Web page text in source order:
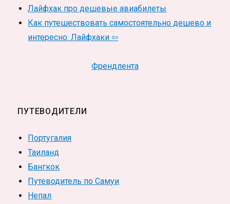
Лайфхак про дешевые авиабилеты
Как путешествовать самостоятельно дешево и
интересно. Лайфхаки ⇦
Френдлента
ПУТЕВОДИТЕЛИ
Португалия
Таиланд
Бангкок
Путеводитель по Самуи
Непал